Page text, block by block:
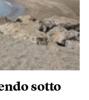
sotto